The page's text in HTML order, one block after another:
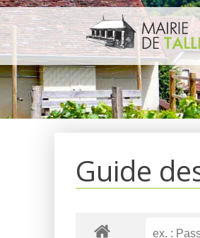
Aller
au
contenu
Guide